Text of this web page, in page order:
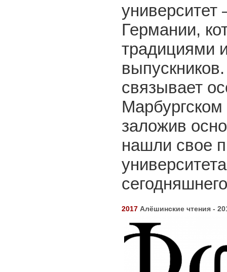
Германии,
традициями
связывает
заложив
нашли свое
2017 Алёшинские чтения -